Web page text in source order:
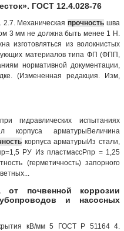
ГОСТ 12.4.028-76
Механическаяпрочность шва
3 мм не должна быть менее 1 H.
изготовляться из волокнистых
материалов типа ФП (ФПП,
нормативной документации,
(Измененная редакция. Изм,
гидравлических испытаниях
корпуса арматурыВеличина
корпуса арматурыИз стали,
РУ Из пластмассРпр = 1,25
(герметичность) запорного
почвенной коррозии
и насосных
кВ/мм 5 ГОСТ Р 51164 4.